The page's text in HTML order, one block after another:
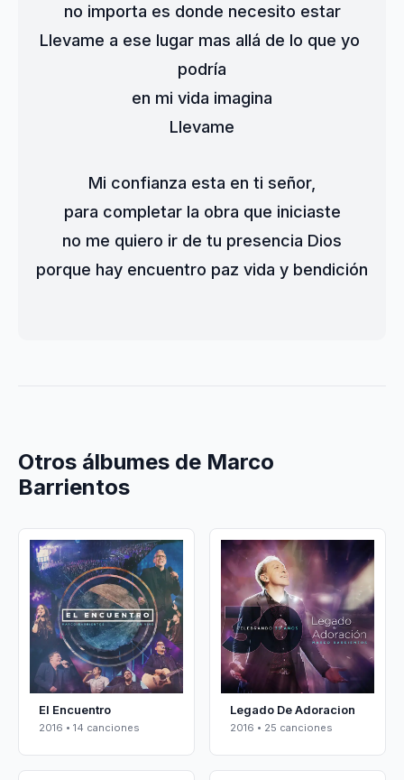
no importa es donde necesito estar
Llevame a ese lugar mas allá de lo que yo
podría
en mi vida imagina
Llevame
Mi confianza esta en ti señor,
para completar la obra que iniciaste
no me quiero ir de tu presencia Dios
porque hay encuentro paz vida y bendición
Otros álbumes de Marco
Barrientos
El Encuentro
2016 • 14 canciones
Legado De Adoracion
2016 • 25 canciones